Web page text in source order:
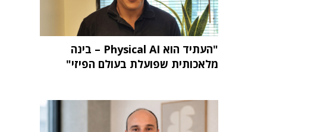
"העתיד הוא Physical AI – בינה
מלאכותית שפועלת בעולם הפיזי"